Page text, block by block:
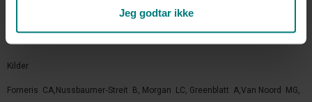
Jeg godtar ikke
Kilder
Forneris CA,Nussbaumer‐Streit B, Morgan LC, Greenblatt A,Van Noord MG,